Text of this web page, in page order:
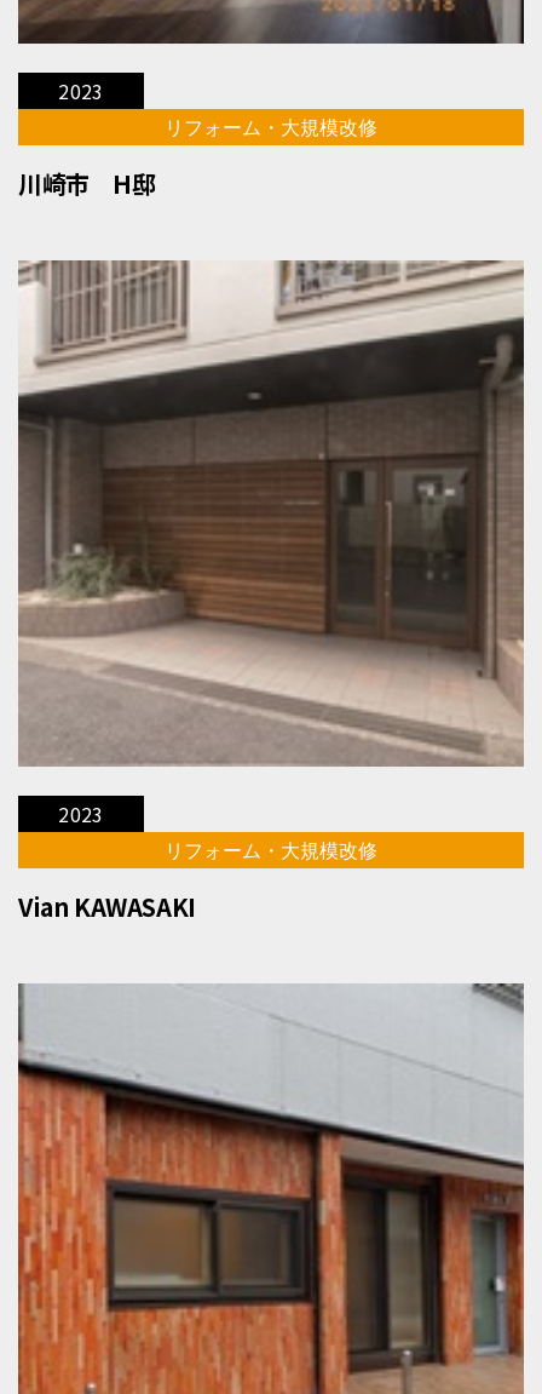
2023
リフォーム・大規模改修
川崎市 H邸
2023
リフォーム・大規模改修
Vian KAWASAKI